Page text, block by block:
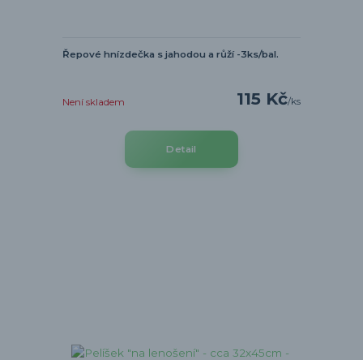
Řepové hnízdečka s jahodou a růží -3ks/bal.
115 Kč/ks
Není skladem
Detail